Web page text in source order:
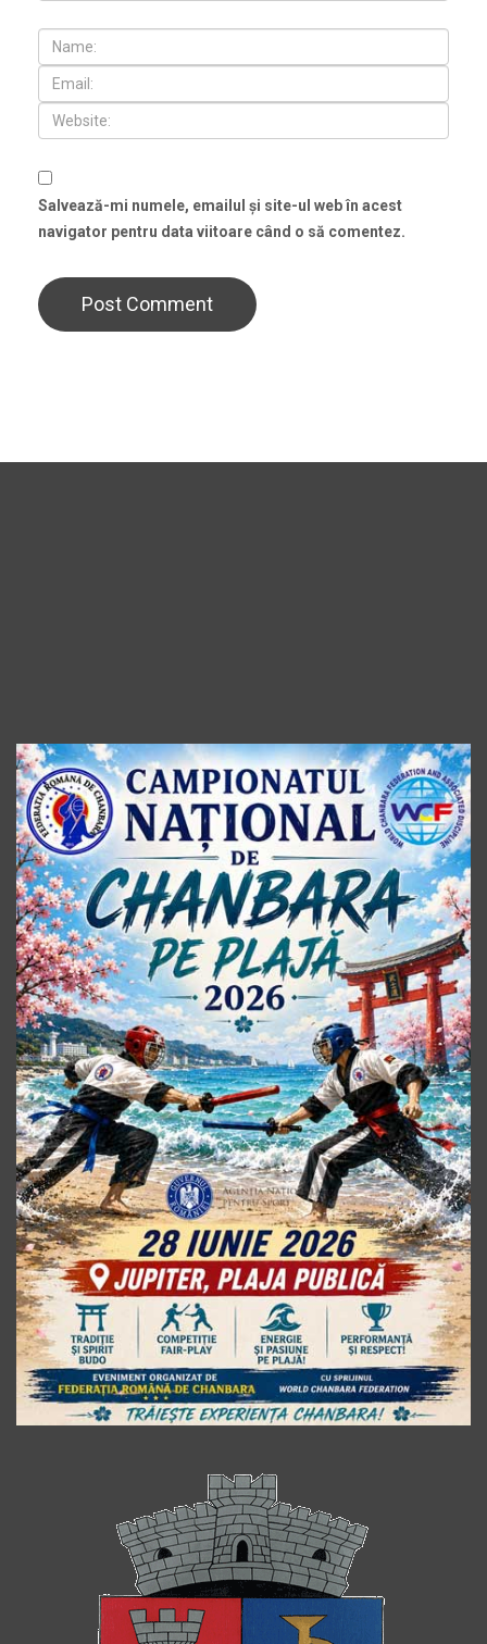
Salvează-mi numele, emailul și site-ul web în acest
navigator pentru data viitoare când o să comentez.